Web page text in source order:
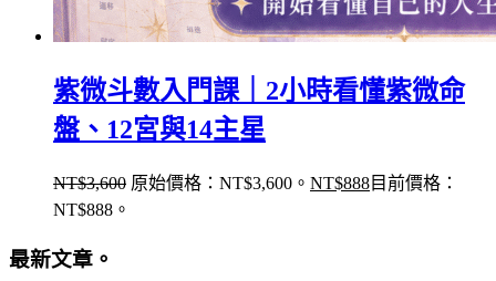
紫微斗數入門課｜2小時看懂紫微命
盤、12宮與14主星
NT$3,600 原始價格：NT$3,600。 NT$888目前價格：
NT$888。
最新文章。